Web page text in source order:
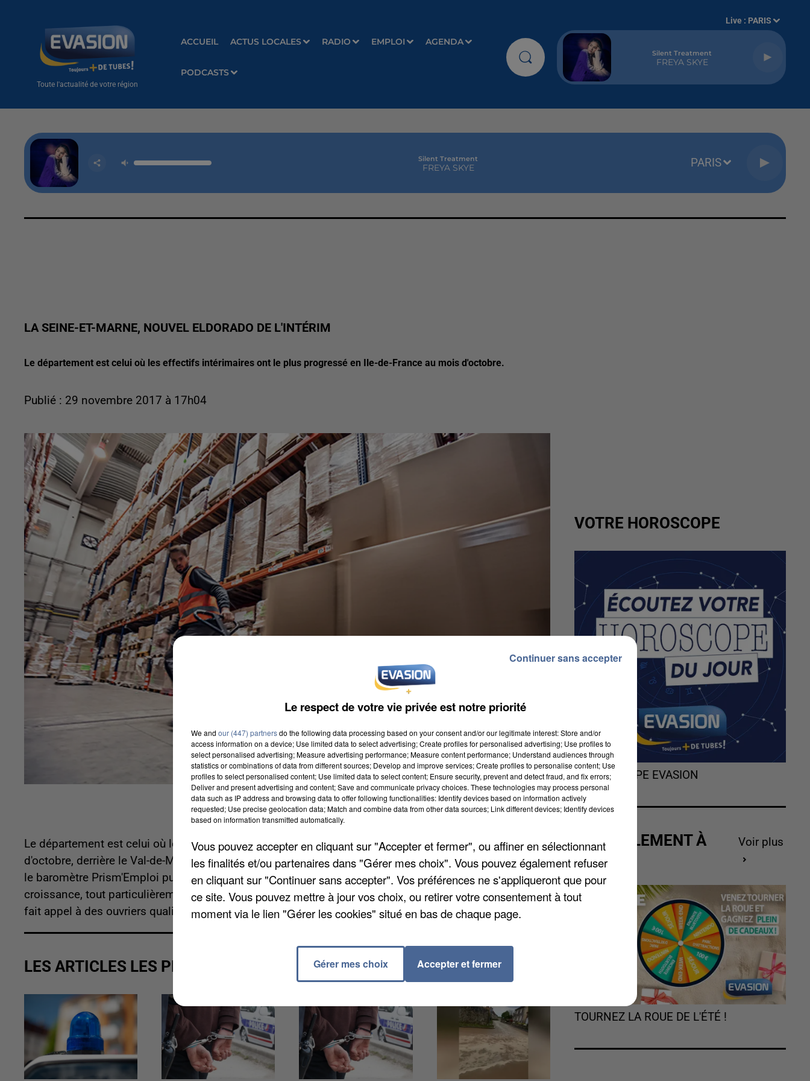
Toute l'actualité de votre région
ACCUEIL ACTUS LOCALES RADIO EMPLOI AGENDA
PODCASTS
Live : PARIS
Silent Treatment
FREYA SKYE
Silent Treatment
FREYA SKYE PARIS
LA SEINE-ET-MARNE, NOUVEL ELDORADO DE L'INTÉRIM
Le département est celui où les effectifs intérimaires ont le plus progressé en Ile-de-France au mois d'octobre.
Publié : 29 novembre 2017 à 17h04
Le département est celui où les effectifs intérimaires ont le plus progressé en Ile-de-France au mois
d'octobre, derrière le Val-de-Marne. Leur nombre a augmenté de 13% par rapport à octobre 2016, selon
le baromètre Prism'Emploi publié cette semaine. L'ensemble des secteurs a bénéficié de cette
croissance, tout particulièrement les transports, le commerce et les services. Et ils ont principalement
fait appel à des ouvriers qualifiés comme non-qualifiés.
LES ARTICLES LES PLUS VUS
VOTRE HOROSCOPE
L'HOROSCOPE EVASION
ACTUELLEMENT À
GAGNER
Voir plus
TOURNEZ LA ROUE DE L'ÉTÉ !
Le respect de votre vie privée est notre priorité
We and our (447) partnersdo the following data processing based on your consent and/or our legitimate interest: Store and/or
access information on a device; Use limited data to select advertising; Create profiles for personalised advertising; Use profiles to
select personalised advertising; Measure advertising performance; Measure content performance; Understand audiences through
statistics or combinations of data from different sources; Develop and improve services; Create profiles to personalise content; Use
profiles to select personalised content; Use limited data to select content; Ensure security, prevent and detect fraud, and fix errors;
Deliver and present advertising and content; Save and communicate privacy choices. These technologies may process personal
data such as IP address and browsing data to offer following functionalities: Identify devices based on information actively
requested; Use precise geolocation data; Match and combine data from other data sources; Link different devices; Identify devices
based on information transmitted automatically.
Vous pouvez accepter en cliquant sur "Accepter et fermer", ou affiner en sélectionnant
les finalités et/ou partenaires dans "Gérer mes choix". Vous pouvez également refuser
en cliquant sur "Continuer sans accepter". Vos préférences ne s'appliqueront que pour
ce site. Vous pouvez mettre à jour vos choix, ou retirer votre consentement à tout
moment via le lien "Gérer les cookies" situé en bas de chaque page.
Gérer mes choix Accepter et fermer
Continuer sans accepter